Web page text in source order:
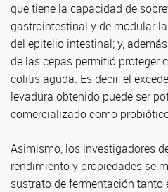
que tiene la capacidad de
gastrointestinal y de modular
del epitelio intestinal; y,
de las cepas permitió proteger
colitis aguda. Es decir, el
levadura obtenido puede ser
comercializado como
Asimismo, los investigadores
rendimiento y propiedades se
sustrato de fermentación tanto